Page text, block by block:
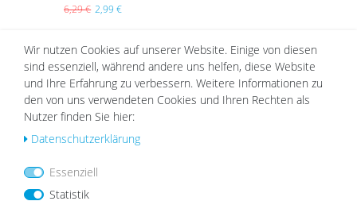
6,29 € 2,99 €
DAZU PASSEND
nsc
Wir nutzen Cookies auf unserer Website. Einige von diesen
sind essenziell, während andere uns helfen, diese Website
und Ihre Erfahrung zu verbessern. Weitere Informationen zu
den von uns verwendeten Cookies und Ihren Rechten als
Nutzer finden Sie hier:
Daten­schutz­erklärung
Essenziell
Statistik